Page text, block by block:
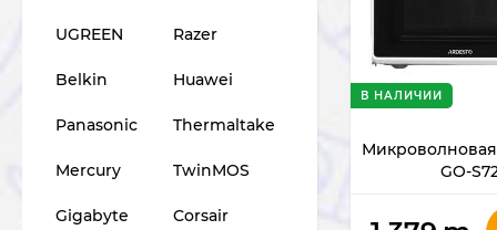
GO-
В НАЛИЧИИ
UGREEN Razer
Belkin Huawei
Panasonic Thermaltake
Mercury TwinMOS
Gigabyte Corsair